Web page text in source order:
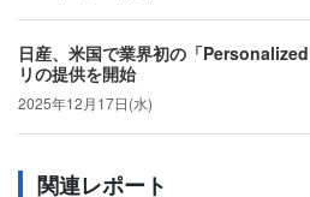
日産、米国で業界初の「
リの提供を開始
2025年12月17日(水)
関連レポート